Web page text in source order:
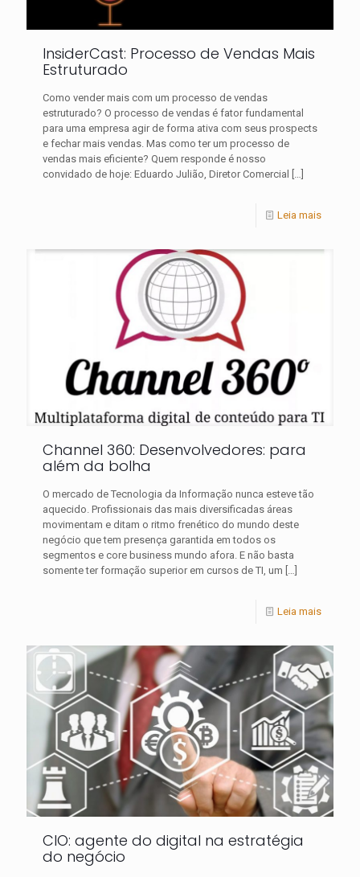
InsiderCast: Processo de Vendas Mais
Estruturado
Como vender mais com um processo de vendas
estruturado? O processo de vendas é fator fundamental
para uma empresa agir de forma ativa com seus prospects
e fechar mais vendas. Mas como ter um processo de
vendas mais eficiente? Quem responde é nosso
convidado de hoje: Eduardo Julião, Diretor Comercial
[…]
Leia mais
Channel 360: Desenvolvedores: para
além da bolha
O mercado de Tecnologia da Informação nunca esteve tão
aquecido. Profissionais das mais diversificadas áreas
movimentam e ditam o ritmo frenético do mundo deste
negócio que tem presença garantida em todos os
segmentos e core business mundo afora. E não basta
somente ter formação superior em cursos de TI, um […]
Leia mais
CIO: agente do digital na estratégia
do negócio